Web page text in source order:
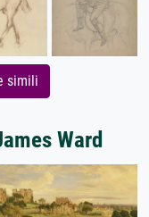
simili
Ward